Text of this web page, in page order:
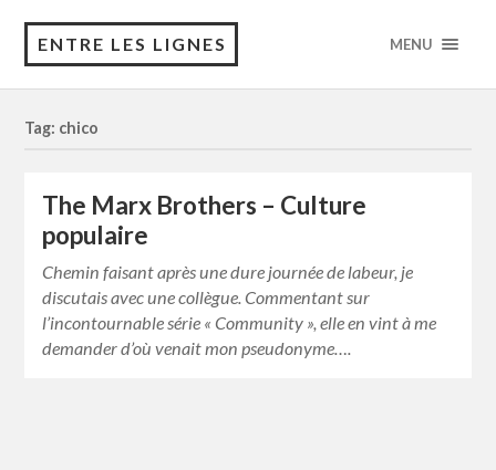
ENTRE LES LIGNES MENU
Tag: chico
The Marx Brothers – Culture
populaire
Chemin faisant après une dure journée de labeur, je
discutais avec une collègue. Commentant sur
l’incontournable série « Community », elle en vint à me
demander d’où venait mon pseudonyme….